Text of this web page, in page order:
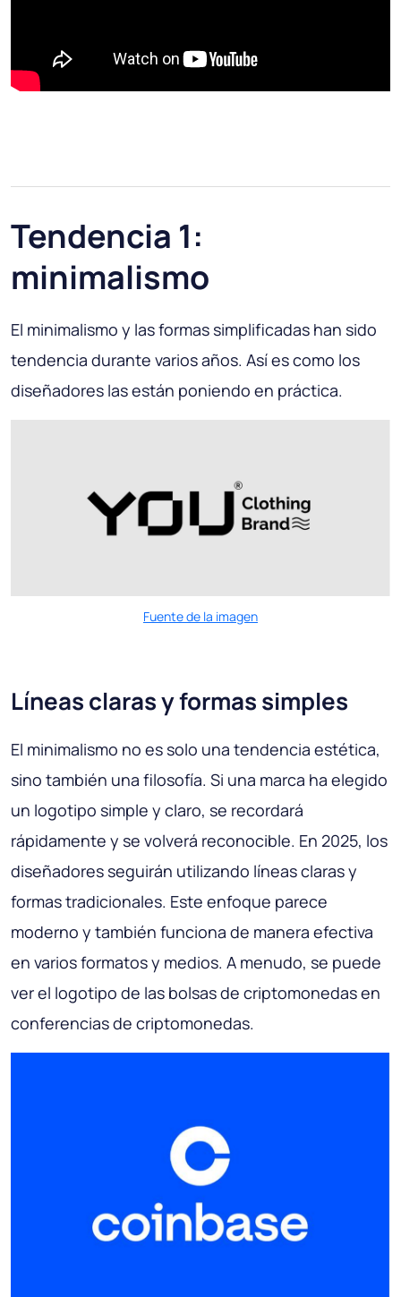
Tendencia 1:
minimalismo
El minimalismo y las formas simplificadas han sido
tendencia durante varios años. Así es como los
diseñadores las están poniendo en práctica.
Fuente de la imagen
Líneas claras y formas simples
El minimalismo no es solo una tendencia estética,
sino también una filosofía. Si una marca ha elegido
un logotipo simple y claro, se recordará
rápidamente y se volverá reconocible. En 2025, los
diseñadores seguirán utilizando líneas claras y
formas tradicionales. Este enfoque parece
moderno y también funciona de manera efectiva
en varios formatos y medios. A menudo, se puede
ver el logotipo de las bolsas de criptomonedas en
conferencias de criptomonedas.